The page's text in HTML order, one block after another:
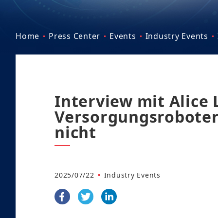
Home Press Center Events Industry Events
Interview mit Alice
nicht
2025/07/22 Industry Events